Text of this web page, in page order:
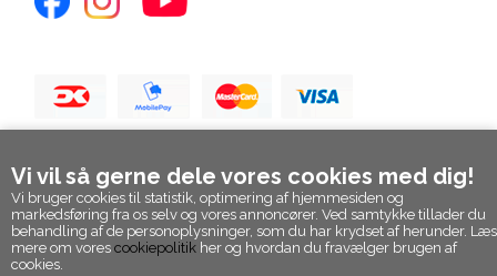
Vi vil så gerne dele vores cookies med dig!
Vi bruger cookies til statistik, optimering af hjemmesiden og
markedsføring fra os selv og vores annoncører. Ved samtykke tillader du
behandling af de personoplysninger, som du har krydset af herunder. Læs
mere om vores cookiepolitik her og hvordan du fravælger brugen af
cookies.